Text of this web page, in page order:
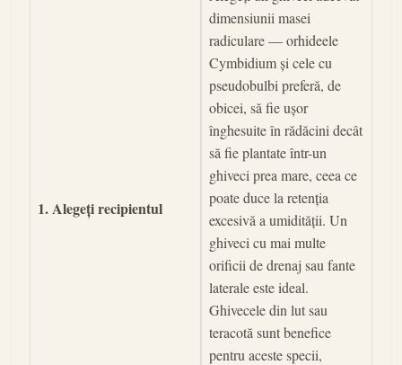
1. Alegeți recipientul
dimensiunii masei
radiculare — orhideele
Cymbidium și cele cu
pseudobulbi preferă, de
obicei, să fie ușor
înghesuite în rădăcini decât
să fie plantate într-un
ghiveci prea mare, ceea ce
poate duce la retenția
excesivă a umidității. Un
ghiveci cu mai multe
orificii de drenaj sau fante
laterale este ideal.
Ghivecele din lut sau
teracotă sunt benefice
pentru aceste specii,